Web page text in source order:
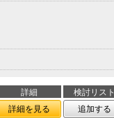
詳細
検討リスト
詳細を見る 追加する